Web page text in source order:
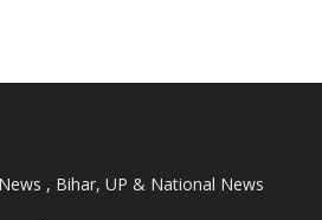
, Bihar, UP & National News